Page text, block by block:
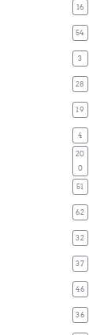
16
54
3
28
19
4
20
0
51
62
32
37
46
36